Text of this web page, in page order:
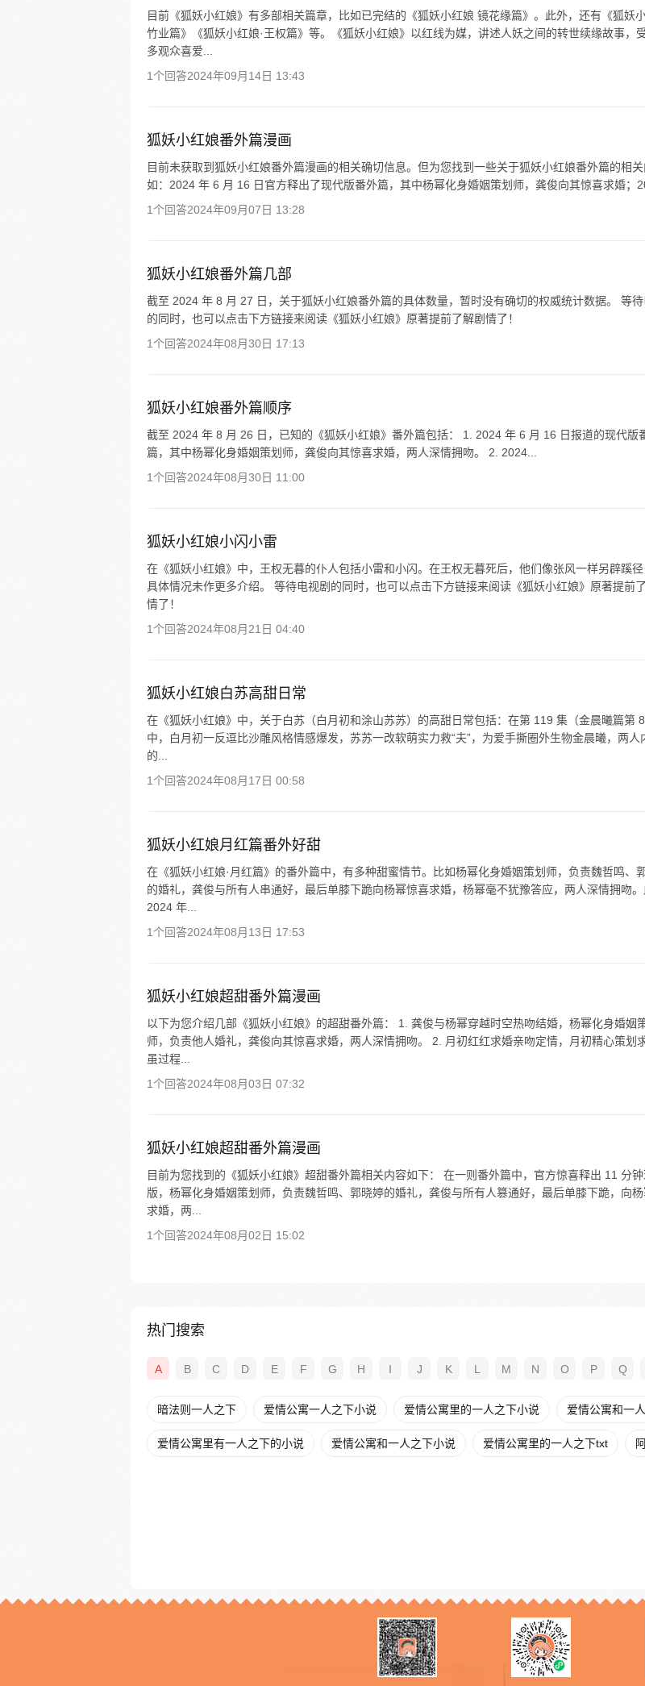
目前《狐妖小红娘》有多部相关篇章，比如已完结的《狐妖小红娘 镜花缘篇》。此外，还有《狐妖
竹业篇》《狐妖小红娘·王权篇》等。《狐妖小红娘》以红线为媒，讲述人妖之间的转世续缘故事，
多观众喜爱...
1个回答2024年09月14日 13:43
狐妖小红娘番外篇漫画
目前未获取到狐妖小红娘番外篇漫画的相关确切信息。但为您找到一些关于狐妖小红娘番外篇的相关
如：2024 年 6 月 16 日官方释出了现代版番外篇，其中杨幂化身婚姻策划师，龚俊向其惊喜求婚；
1个回答2024年09月07日 13:28
狐妖小红娘番外篇几部
截至 2024 年 8 月 27 日，关于狐妖小红娘番外篇的具体数量，暂时没有确切的权威统计数据。 等待
的同时，也可以点击下方链接来阅读《狐妖小红娘》原著提前了解剧情了！
1个回答2024年08月30日 17:13
狐妖小红娘番外篇顺序
截至 2024 年 8 月 26 日，已知的《狐妖小红娘》番外篇包括： 1. 2024 年 6 月 16 日报道的现代版
篇，其中杨幂化身婚姻策划师，龚俊向其惊喜求婚，两人深情拥吻。 2. 2024...
1个回答2024年08月30日 11:00
狐妖小红娘小闪小雷
在《狐妖小红娘》中，王权无暮的仆人包括小雷和小闪。在王权无暮死后，他们像张风一样另辟蹊
具体情况未作更多介绍。 等待电视剧的同时，也可以点击下方链接来阅读《狐妖小红娘》原著提前
情了！
1个回答2024年08月21日 04:40
狐妖小红娘白苏高甜日常
在《狐妖小红娘》中，关于白苏（白月初和涂山苏苏）的高甜日常包括：在第 119 集（金晨曦篇第 8
中，白月初一反逗比沙雕风格情感爆发，苏苏一改软萌实力救“夫”，为爱手撕圈外生物金晨曦，两人
的...
1个回答2024年08月17日 00:58
狐妖小红娘月红篇番外好甜
在《狐妖小红娘·月红篇》的番外篇中，有多种甜蜜情节。比如杨幂化身婚姻策划师，负责魏哲鸣、
的婚礼，龚俊与所有人串通好，最后单膝下跪向杨幂惊喜求婚，杨幂毫不犹豫答应，两人深情拥吻。
2024 年...
1个回答2024年08月13日 17:53
狐妖小红娘超甜番外篇漫画
以下为您介绍几部《狐妖小红娘》的超甜番外篇： 1. 龚俊与杨幂穿越时空热吻结婚，杨幂化身婚姻
师，负责他人婚礼，龚俊向其惊喜求婚，两人深情拥吻。 2. 月初红红求婚亲吻定情，月初精心策划求
虽过程...
1个回答2024年08月03日 07:32
狐妖小红娘超甜番外篇漫画
目前为您找到的《狐妖小红娘》超甜番外篇相关内容如下： 在一则番外篇中，官方惊喜释出 11 分
版，杨幂化身婚姻策划师，负责魏哲鸣、郭晓婷的婚礼，龚俊与所有人篡通好，最后单膝下跪，向
求婚，两...
1个回答2024年08月02日 15:02
热门搜索
A B C D E F G H I J K L M N O P Q
暗法则一人之下 爱情公寓一人之下小说 爱情公寓里的一人之下小说 爱情公寓和一
爱情公寓里有一人之下的小说 爱情公寓和一人之下小说 爱情公寓里的一人之下txt